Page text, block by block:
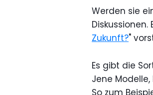
Werden sie
Zukunft?"
Es gibt die
Jene
So zum